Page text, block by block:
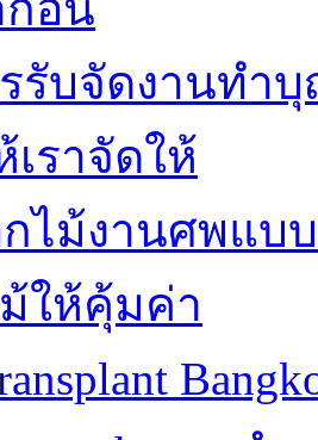
รับจัดงานทำ
เราจัดให้
ไม้งานศพแบ
ให้คุ้มค่า